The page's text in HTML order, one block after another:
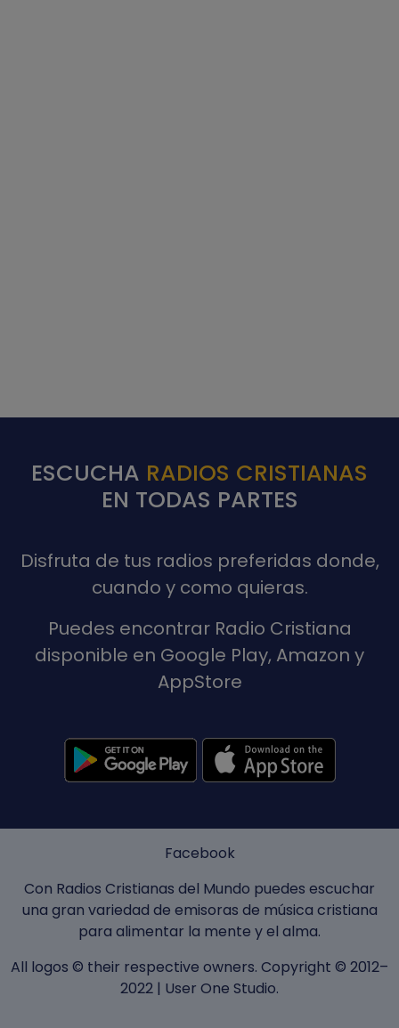
ESCUCHA RADIOS CRISTIANAS
EN TODAS PARTES
Disfruta de tus radios preferidas donde,
cuando y como quieras.
Puedes encontrar Radio Cristiana
disponible en Google Play, Amazon y
AppStore
Facebook
Con Radios Cristianas del Mundo puedes escuchar
una gran variedad de emisoras de música cristiana
para alimentar la mente y el alma.
All logos © their respective owners. Copyright © 2012–
2022 | User One Studio.